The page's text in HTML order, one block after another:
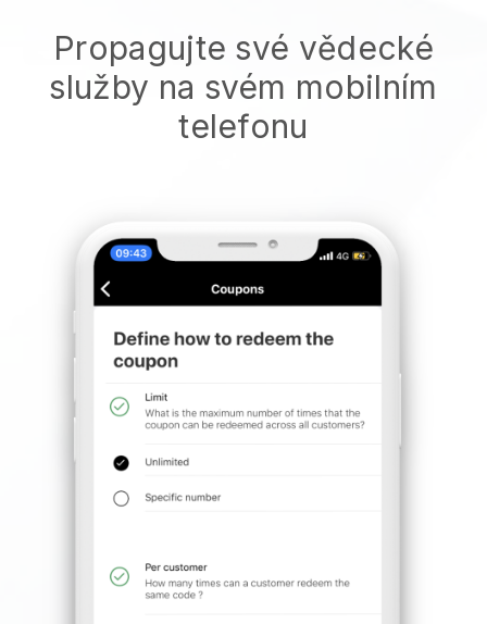
Propagujte své vědecké
služby na svém mobilním
telefonu